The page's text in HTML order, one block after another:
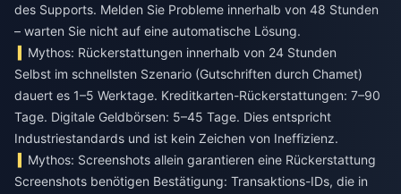
des Supports. Melden Sie Probleme innerhalb von 48 Stunden
– warten Sie nicht auf eine automatische Lösung.
Mythos: Rückerstattungen innerhalb von 24 Stunden
Selbst im schnellsten Szenario (Gutschriften durch Chamet)
dauert es 1–5 Werktage. Kreditkarten-Rückerstattungen: 7–90
Tage. Digitale Geldbörsen: 5–45 Tage. Dies entspricht
Industriestandards und ist kein Zeichen von Ineffizienz.
Mythos: Screenshots allein garantieren eine Rückerstattung
Screenshots benötigen Bestätigung: Transaktions-IDs, die in